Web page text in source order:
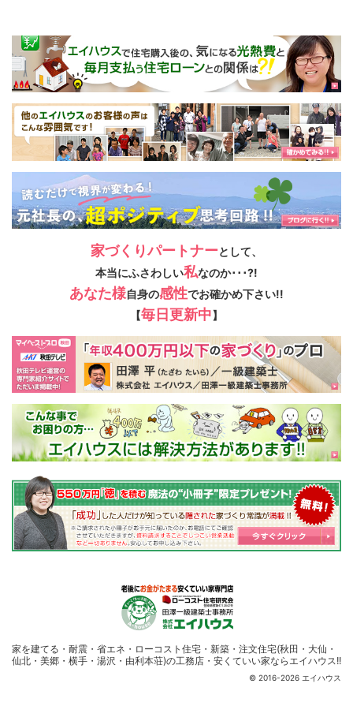
家づくりパートナーとして、
本当にふさわしい私なのか･･･?!
あなた様自身の感性でお確かめ下さい!!
【毎日更新中】
© 2016-2026 エイハウス
家を建てる・耐震・省エネ・ローコスト住宅・ 新築・注文住宅(秋田・大仙・
仙北・美郷・横手・湯沢・由利本荘)の工務店・安くていい家ならエイハウス!!